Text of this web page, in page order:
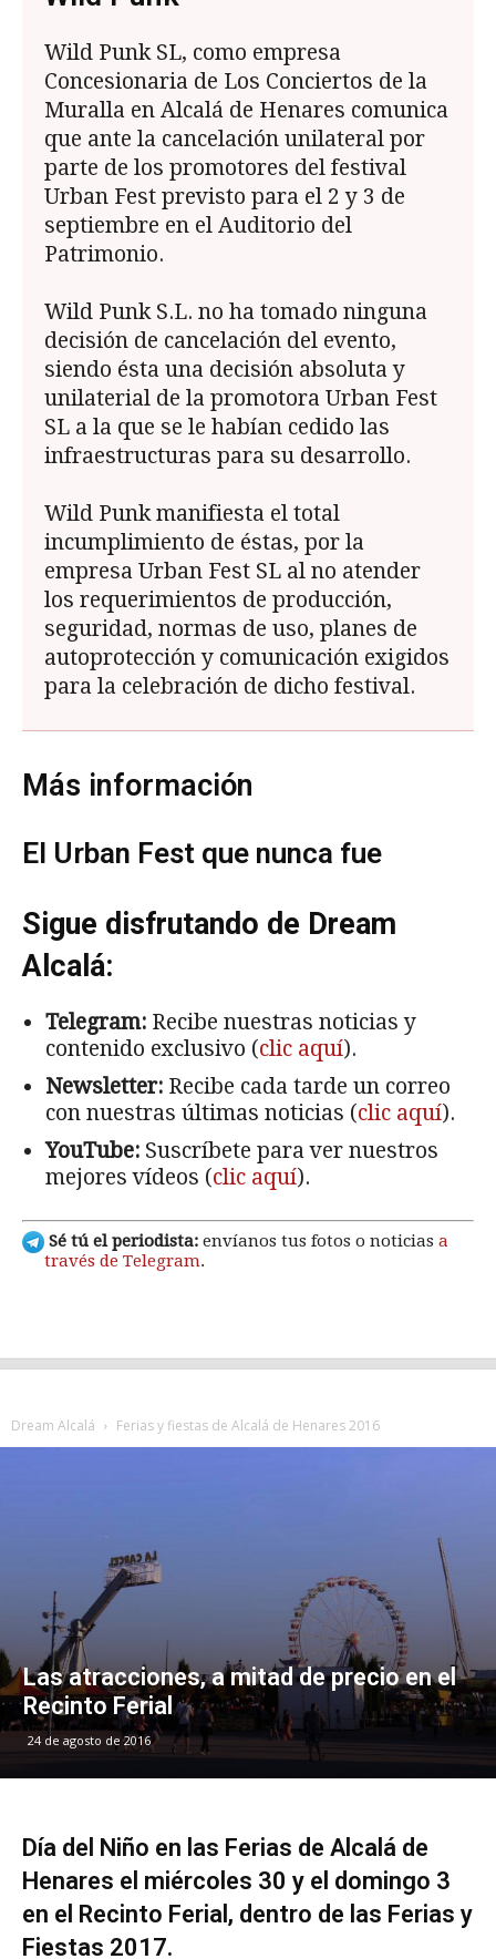
Wild Punk SL, como empresa
Concesionaria de Los Conciertos de la
Muralla en Alcalá de Henares comunica
que ante la cancelación unilateral por
parte de los promotores del festival
Urban Fest previsto para el 2 y 3 de
septiembre en el Auditorio del
Patrimonio.
Wild Punk S.L. no ha tomado ninguna
decisión de cancelación del evento,
siendo ésta una decisión absoluta y
unilaterial de la promotora Urban Fest
SL a la que se le habían cedido las
infraestructuras para su desarrollo.
Wild Punk manifiesta el total
incumplimiento de éstas, por la
empresa Urban Fest SL al no atender
los requerimientos de producción,
seguridad, normas de uso, planes de
autoprotección y comunicación exigidos
para la celebración de dicho festival.
Más información
El Urban Fest que nunca fue
Sigue disfrutando de Dream
Alcalá:
Telegram: Recibe nuestras noticias y
contenido exclusivo (clic aquí).
Newsletter: Recibe cada tarde un correo
con nuestras últimas noticias (clic aquí).
YouTube: Suscríbete para ver nuestros
mejores vídeos (clic aquí).
Sé tú el periodista: envíanos tus fotos o noticias a
través de Telegram.